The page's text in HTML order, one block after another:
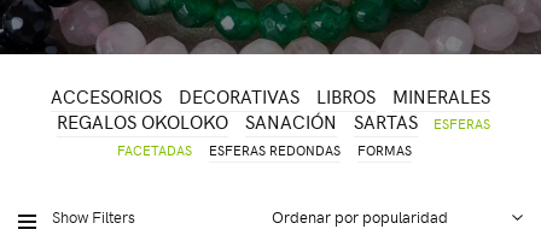
ACCESORIOS DECORATIVAS LIBROS
MINERALES
REGALOS OKOLOKO
SANACIÓN SARTAS
ESFERAS
FACETADAS
ESFERAS REDONDAS FORMAS
Show Filters